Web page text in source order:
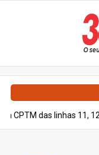
linhas 11, 12 e 13